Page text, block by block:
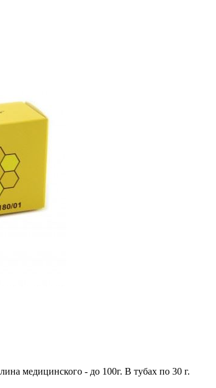
медицинского - до 100г. В тубах по 30 г.